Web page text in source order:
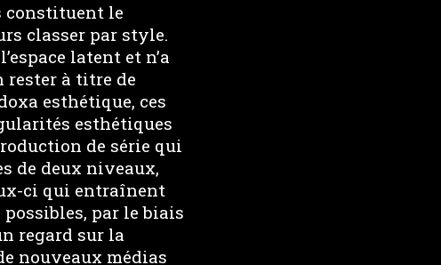
constituent le
classer par style.
latent et n’a
rester à titre de
esthétique, ces
esthétiques
de série qui
de deux niveaux,
ci qui entraînent
par le biais
regard sur la
nouveaux médias